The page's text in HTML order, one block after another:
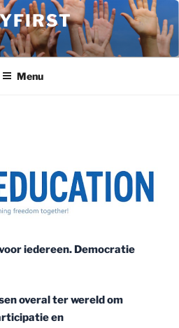
Menu
iedereen. Democratie
overal ter wereld om
en